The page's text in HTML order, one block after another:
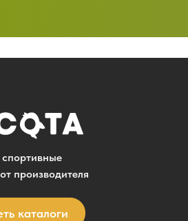
каталоги
производителя